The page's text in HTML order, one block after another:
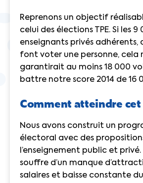
Reprenons un objectif
celui des élections TPE. Si les 9
enseignants privés adhérents,
font voter une personne, cela
garantirait au moins 18 000
battre notre score 2014 de 16
Comment atteindre
Nous avons construit un
électoral avec des
l’enseignement public et
souffre d’un manque
salaires et baisse constante